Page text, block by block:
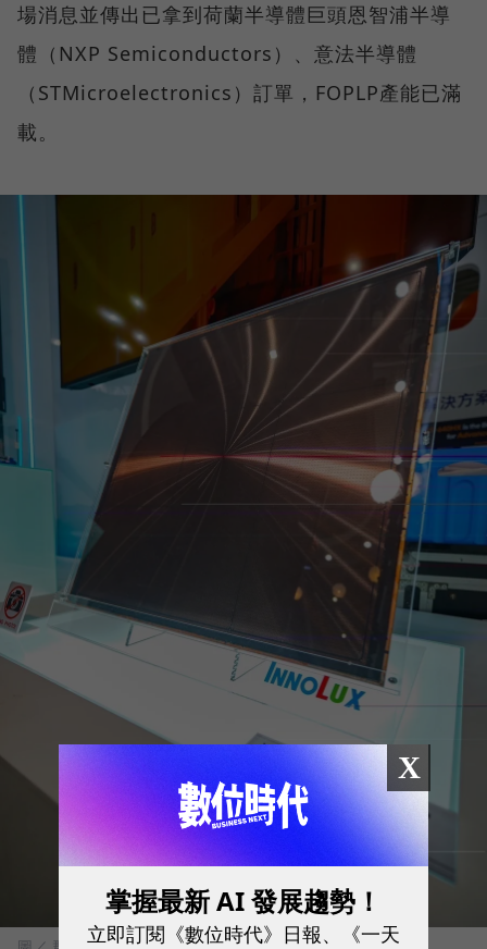
場消息並傳出已拿到荷蘭半導體巨頭恩智浦半導
體（NXP Semiconductors）、意法半導體
（STMicroelectronics）訂單，FOPLP產能已滿
載。
X
掌握最新 AI 發展趨勢！
立即訂閱《數位時代》日報、《一天